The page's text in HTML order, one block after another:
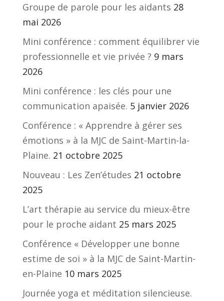
Groupe de parole pour les aidants 28
mai 2026
Mini conférence : comment équilibrer vie
professionnelle et vie privée ? 9 mars
2026
Mini conférence : les clés pour une
communication apaisée. 5 janvier 2026
Conférence : « Apprendre à gérer ses
émotions » à la MJC de Saint-Martin-la-
Plaine. 21 octobre 2025
Nouveau : Les Zen’études 21 octobre
2025
L’art thérapie au service du mieux-être
pour le proche aidant 25 mars 2025
Conférence « Développer une bonne
estime de soi » à la MJC de Saint-Martin-
en-Plaine 10 mars 2025
Journée yoga et méditation silencieuse.